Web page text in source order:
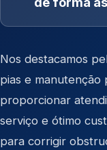
Nos destacamos
pias e manutenção
proporcionar
serviço e ótimo
para corrigir